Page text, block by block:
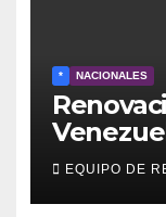
* NACIONALES
EQUIPO DE